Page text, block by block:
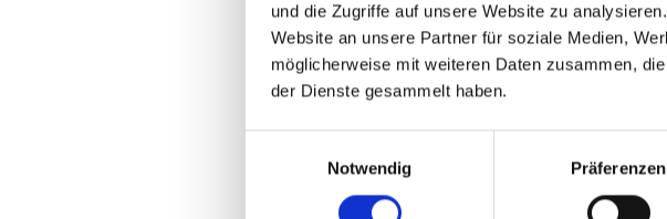
und die Zugriffe auf unsere Website zu
Website an unsere Partner für soziale Medien,
möglicherweise mit weiteren Daten zusammen,
der Dienste gesammelt haben.
Notwendig
Präferenzen